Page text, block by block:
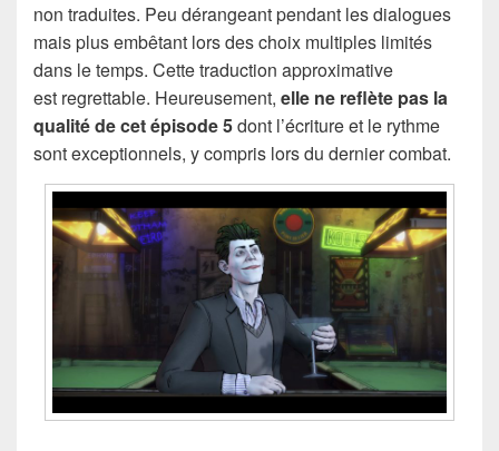
non traduites. Peu dérangeant pendant les dialogues
mais plus embêtant lors des choix multiples limités
dans le temps. Cette traduction approximative
est regrettable. Heureusement, elle ne reflète pas la
qualité de cet épisode 5dont l’écriture et le rythme
sont exceptionnels, y compris lors du dernier combat.